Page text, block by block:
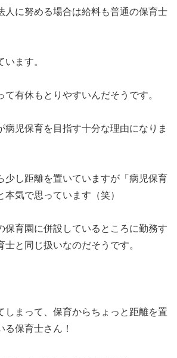
人に努める場合は給料も普通の保育士
ます。
て有休もとりやすいんだそうです。
病児保育を目指す十分な理由になりま
少し距離を置いていますが「病児保育
本気で思っています（笑）
保育園に併設しているところに勤務す
士と同じ扱いなのだそうです。
しまって、保育からちょっと距離を置
る保育士さん！